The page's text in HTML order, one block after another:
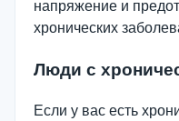
напряжение и
хронических
Люди с
Если у вас есть